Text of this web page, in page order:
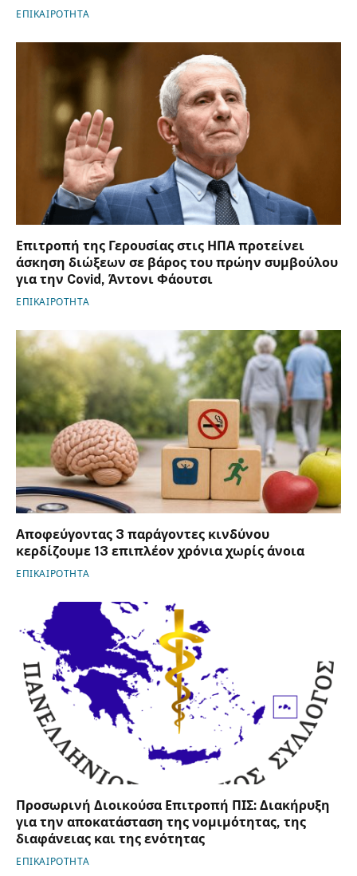
ΕΠΙΚΑΙΡΟΤΗΤΑ
Επιτροπή της Γερουσίας στις ΗΠΑ προτείνει
άσκηση διώξεων σε βάρος του πρώην συμβούλου
για την Covid, Άντονι Φάουτσι
ΕΠΙΚΑΙΡΟΤΗΤΑ
Αποφεύγοντας 3 παράγοντες κινδύνου
κερδίζουμε 13 επιπλέον χρόνια χωρίς άνοια
ΕΠΙΚΑΙΡΟΤΗΤΑ
Προσωρινή Διοικούσα Επιτροπή ΠΙΣ: Διακήρυξη
για την αποκατάσταση της νομιμότητας, της
διαφάνειας και της ενότητας
ΕΠΙΚΑΙΡΟΤΗΤΑ